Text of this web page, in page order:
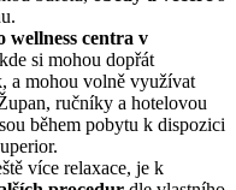
wellness centra v
si mohou dopřát
a mohou volně využívat
ručníky a hotelovou
během pobytu k dispozici
více relaxace, je k